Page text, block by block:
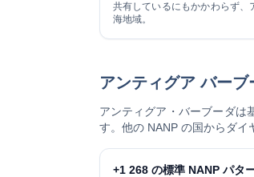
共有しているにもかかわらず
海地域。
アンティグア バー
アンティグア・バーブーダは
す。他の NANP の国からダイ
+1 268 の標準 NANP パタ